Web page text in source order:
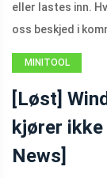
eller lastes inn.
oss beskjed i
MINITOOL
[Løst]
kjører
News]